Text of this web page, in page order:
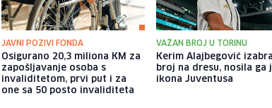
JAVNI POZIVI FONDA
Osigurano 20,3 miliona KM za
zapošljavanje osoba s
invaliditetom, prvi put i za
one sa 50 posto invaliditeta
VAŽAN BROJ U TORINU
Kerim Alajbegović
broj na dresu, nosila ga
ikona Juventusa